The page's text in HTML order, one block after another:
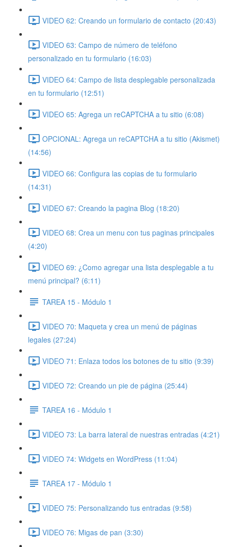
VIDEO 62: Creando un formulario de contacto (20:43)
VIDEO 63: Campo de número de teléfono
personalizado en tu formulario (16:03)
VIDEO 64: Campo de lista desplegable personalizada
en tu formulario (12:51)
VIDEO 65: Agrega un reCAPTCHA a tu sitio (6:08)
OPCIONAL: Agrega un reCAPTCHA a tu sitio (Akismet)
(14:56)
VIDEO 66: Configura las copias de tu formulario
(14:31)
VIDEO 67: Creando la pagina Blog (18:20)
VIDEO 68: Crea un menu con tus paginas principales
(4:20)
VIDEO 69: ¿Como agregar una lista desplegable a tu
menú principal? (6:11)
TAREA 15 - Módulo 1
VIDEO 70: Maqueta y crea un menú de páginas
legales (27:24)
VIDEO 71: Enlaza todos los botones de tu sitio (9:39)
VIDEO 72: Creando un pie de página (25:44)
TAREA 16 - Módulo 1
VIDEO 73: La barra lateral de nuestras entradas (4:21)
VIDEO 74: Widgets en WordPress (11:04)
TAREA 17 - Módulo 1
VIDEO 75: Personalizando tus entradas (9:58)
VIDEO 76: Migas de pan (3:30)